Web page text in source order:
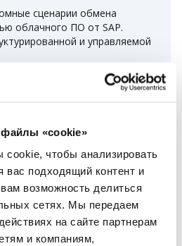
файлы «cookie»
чтобы анализировать
вас подходящий контент и
возможность делиться
сетях. Мы передаем
на сайте партнерам
и компаниям,
сценарии обмена
облачного ПО от SAP.
и управляемой
сервисы SAP BTP
где данные из PLM
и переводятся в формат,